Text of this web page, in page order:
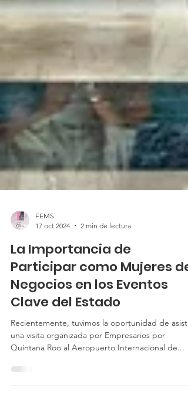
17 oct 2024
2 min de lectura
La Importancia de
Participar como Mujeres de
Negocios en los Eventos
Clave del Estado
Recientemente, tuvimos la oportunidad de